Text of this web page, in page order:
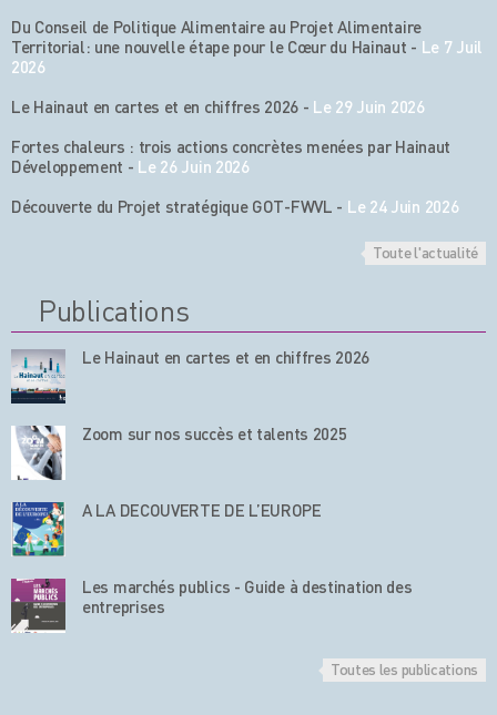
Du Conseil de Politique Alimentaire au Projet Alimentaire
Territorial: une nouvelle étape pour le Cœur du Hainaut - Le 7 Juil
2026
Le Hainaut en cartes et en chiffres 2026 - Le 29 Juin 2026
Fortes chaleurs : trois actions concrètes menées par Hainaut
Développement - Le 26 Juin 2026
Découverte du Projet stratégique GOT-FWVL - Le 24 Juin 2026
Toute l'actualité
Publications
Le Hainaut en cartes et en chiffres 2026
Zoom sur nos succès et talents 2025
A LA DECOUVERTE DE L’EUROPE
Les marchés publics - Guide à destination des
entreprises
Toutes les publications